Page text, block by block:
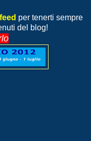
per tenerti sempre
del blog!